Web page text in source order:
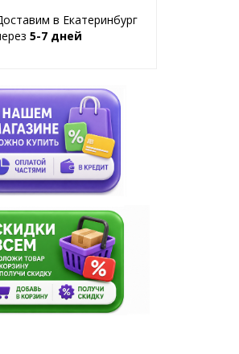
в Екатеринбург
5-7 дней